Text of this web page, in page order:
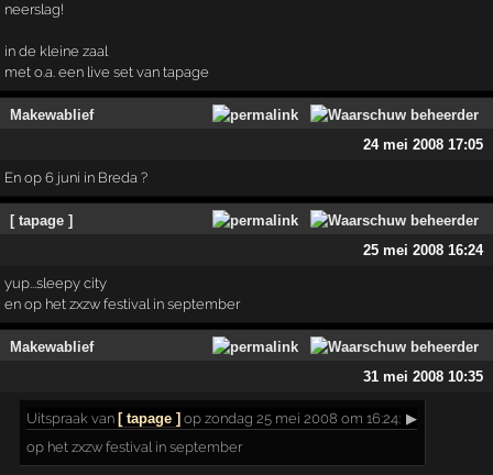
neerslag!
in de kleine zaal
met o.a. een live set van tapage
Makewablief
24 mei 2008 17:05
En op 6 juni in Breda ?
[ tapage ]
25 mei 2008 16:24
yup...sleepy city
en op het zxzw festival in september
Makewablief
31 mei 2008 10:35
Uitspraak van [ tapage ] op zondag 25 mei 2008 om 16:24: ▶
op het zxzw festival in september